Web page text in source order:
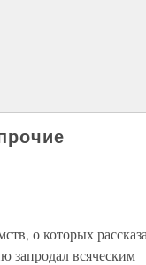
о которых
запродал всяческим